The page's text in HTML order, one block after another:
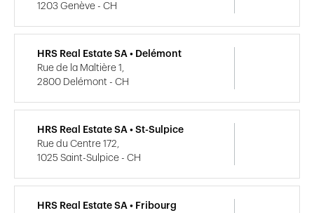
1203 Genève - CH
HRS Real Estate SA • Delémont
Rue de la Maltière 1,
2800 Delémont - CH
HRS Real Estate SA • St-Sulpice
Rue du Centre 172,
1025 Saint-Sulpice - CH
HRS Real Estate SA • Fribourg